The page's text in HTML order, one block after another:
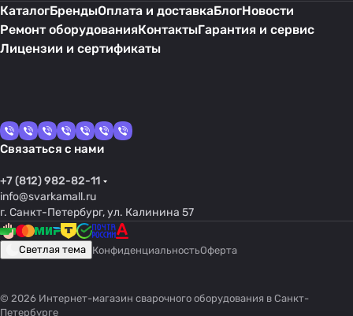
КаталогБрендыОплата и доставкаБлогНовости
Ремонт оборудованияКонтактыГарантия и сервис
Лицензии и сертификаты
Связаться с нами
+7 (812) 982-82-11
info@svarkamall.ru
г. Санкт-Петербург, ул. Калинина 57
Светлая тема КонфиденциальностьОферта
© 2026 Интернет-магазин сварочного оборудования в Санкт-
Петербурге